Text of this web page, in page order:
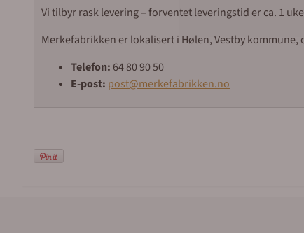
Vi tilbyr rask levering – forventet leveringstid er ca. 1
Merkefabrikken er lokalisert i Hølen, Vestby
Telefon: 64 80 90 50
E-post: post@merkefabrikken.no